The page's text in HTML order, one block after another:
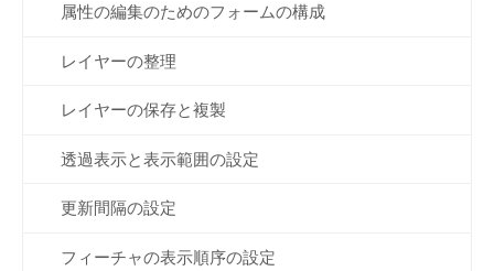
属性の編集のためのフォームの構成
レイヤーの整理
レイヤーの保存と複製
透過表示と表示範囲の設定
更新間隔の設定
フィーチャの表示順序の設定